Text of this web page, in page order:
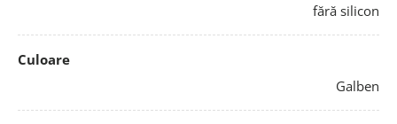
fără silicon
Culoare
Galben